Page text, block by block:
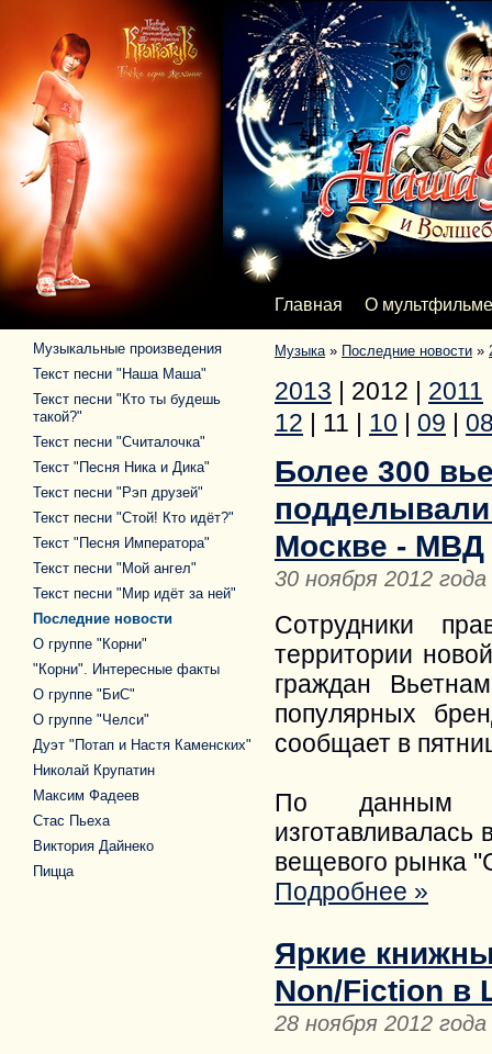
Главная О мультфильме
Музыка» Последние новости »
2013 | 2012 | 2011
12 | 11 | 10 | 09 |
Более 300
Москве - МВД
30 ноября 2012 года
Сотрудники
территории
граждан
популярных
сообщает в
По данным
вещевого рынка
Подробнее »
Яркие
Non/Fiction в
28 ноября 2012 года
Музыкальные произведения
Текст песни "Наша Маша"
Текст песни "Кто ты будешь
такой?"
Текст песни "Считалочка"
Текст "Песня Ника и Дика"
Текст песни "Рэп друзей"
Текст песни "Стой! Кто идёт?"
Текст "Песня Императора"
Текст песни "Мой ангел"
Текст песни "Мир идёт за ней"
Последние новости
О группе "Корни"
"Корни". Интересные факты
О группе "БиС"
О группе "Челси"
Дуэт "Потап и Настя Каменских"
Николай Крупатин
Максим Фадеев
Стас Пьеха
Виктория Дайнеко
Пицца